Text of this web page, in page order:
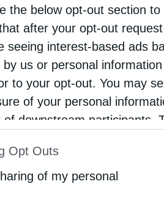
the below opt-out section to
after your opt-out
seeing interest-based ads
us or personal information
to your opt-out. You may
of your personal
downstream participants.
that may further
Opt Outs
of my personal